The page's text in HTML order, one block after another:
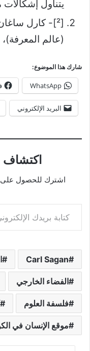
يتناول إشكالات
[²]- كارل
(عالم المعرفة)، ص ص 273-
شارك هذا الموضوع:
WhatsApp
البريد الإلكتروني
اكتشاف
اشترك للحصول على
كتابة بريدك الإلكتروني...
Carl Sagan
الفضاء الخارجي
فلسفة العلوم
موقع الإنسان في